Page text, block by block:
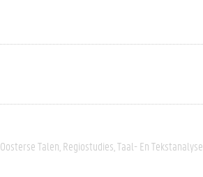
Oosterse Talen Regiostudies Taal- En Tekstanalyse